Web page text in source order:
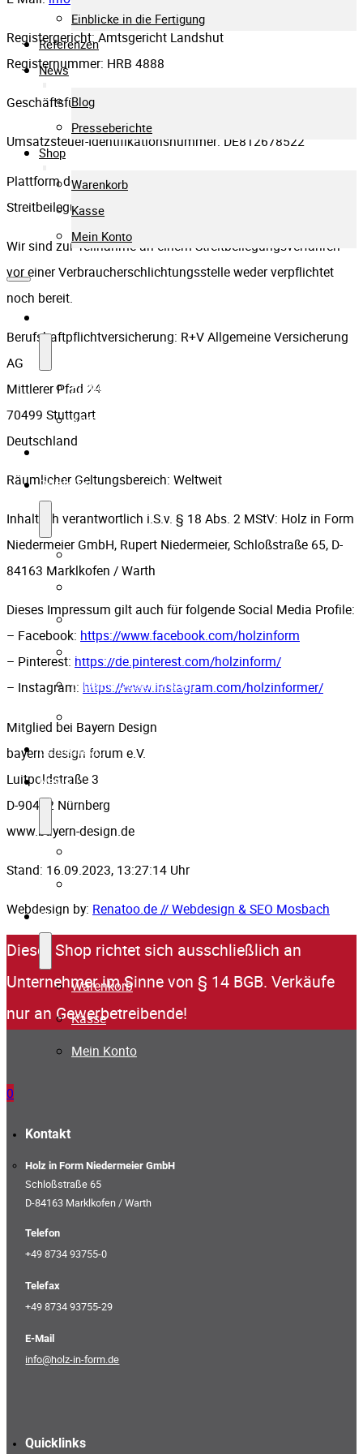
Einblicke in die Fertigung
Referenzen
News
Blog
Presseberichte
Shop
Warenkorb
Kasse
Mein Konto
Firmenpartner
Karriere
Technik
Portfolio
Formteile
Treppenverkleidungen
Riffel- & Designplatten
Referenzen
News
Shop
Warenkorb
Kasse
Mein Konto
0
Registergericht: Amtsgericht Landshut
Registernummer: HRB 4888
Geschäftsführer/in: Rupert Niedermeier
Umsatzsteuer-Identifikationsnummer: DE812678522
Plattform der EU-Kommission zur Online-
Streitbeilegung:https://ec.europa.eu/odr
Wir sind zur Teilnahme an einem Streitbeilegungsverfahren
vor einer Verbraucherschlichtungsstelle weder verpflichtet
noch bereit.
Berufshaftpflichtversicherung: R+V Allgemeine Versicherung
AG
Mittlerer Pfad 24
70499 Stuttgart
Deutschland
Räumlicher Geltungsbereich: Weltweit
Inhaltlich verantwortlich i.S.v. § 18 Abs. 2 MStV: Holz in Form
Niedermeier GmbH, Rupert Niedermeier, Schloßstraße 65, D-
84163 Marklkofen / Warth
Dieses Impressum gilt auch für folgende Social Media Profile:
– Facebook: https://www.facebook.com/holzinform
– Pinterest: https://de.pinterest.com/holzinform/
– Instagram: https://www.instagram.com/holzinformer/
Mitglied bei Bayern Design
bayern design forum e.V.
Luitpoldstraße 3
D-90402 Nürnberg
www.bayern-design.de
Stand: 16.09.2023, 13:27:14 Uhr
Webdesign by: Renatoo.de // Webdesign & SEO Mosbach
Dieser Shop richtet sich ausschließlich an
Unternehmer im Sinne von § 14 BGB. Verkäufe
nur an Gewerbetreibende!
Kontakt
Holz in Form Niedermeier GmbH
Schloßstraße 65
D-84163 Marklkofen / Warth
Telefon
+49 8734 93755-0
Telefax
+49 8734 93755-29
E-Mail
info@holz-in-form.de
Quicklinks